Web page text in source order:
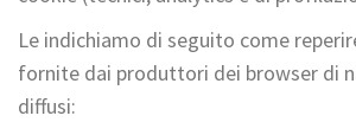
Le indichiamo di seguito come
fornite dai produttori dei browser di
diffusi: